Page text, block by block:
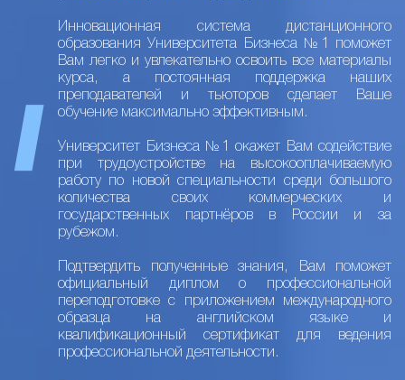
Инновационная система дистанционного
образования Университета Бизнеса №1 поможет
Вам легко и увлекательно освоить все материалы
курса, а постоянная поддержка наших
преподавателей и тьюторов сделает Ваше
обучение максимально эффективным.
Университет Бизнеса №1 окажет Вам содействие
при трудоустройстве на высокооплачиваемую
работу по новой специальности среди большого
количества своих коммерческих и
государственных партнёров в России и за
рубежом.
Подтвердить полученные знания, Вам поможет
официальный диплом о профессиональной
переподготовке с приложением международного
образца на английском языке и
квалификационный сертификат для ведения
профессиональной деятельности.